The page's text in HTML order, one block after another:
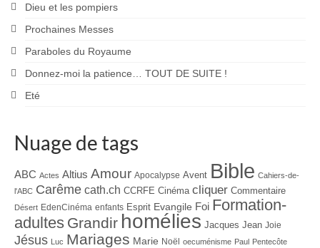
Dieu et les pompiers
Prochaines Messes
Paraboles du Royaume
Donnez-moi la patience… TOUT DE SUITE !
Eté
Nuage de tags
ABC Actes Altius Amour Apocalypse Avent Bible Cahiers-de-
l'ABC Carême cath.ch CCRFE Cinéma cliquer Commentaire
Désert EdenCinéma enfants Esprit Evangile Foi Formation-
adultes Grandir homélies Jacques Jean Joie
Jésus Luc Mariages Marie Noël oecuménisme Paul Pentecôte